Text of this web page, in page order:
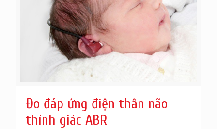
Đo đáp ứng điện thân não
thính giác ABR